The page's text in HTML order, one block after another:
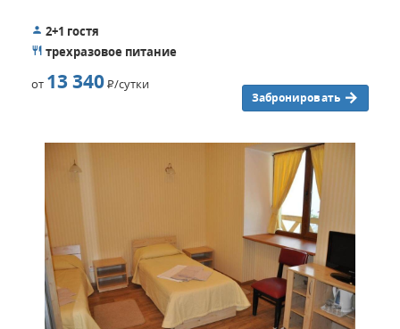
2+1 гостя
трехразовое питание
от 13 340Р/сутки
Забронировать